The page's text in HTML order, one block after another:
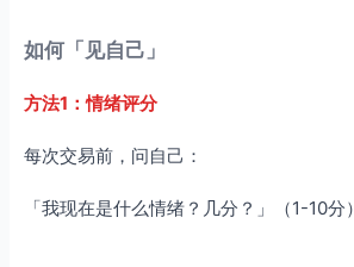
如何「见自己」
方法1：情绪评分
每次交易前，问自己：
「我现在是什么情绪？几分？」（1-10分）